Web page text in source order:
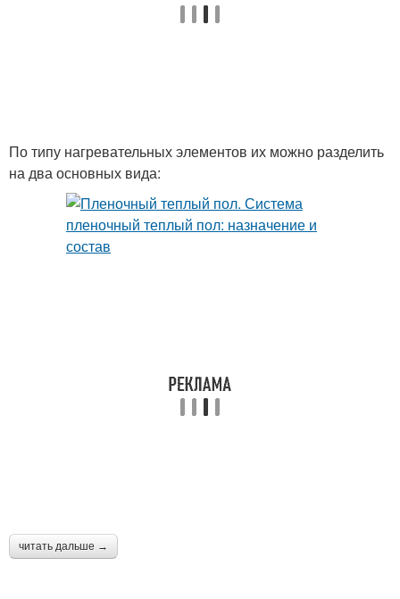
По типу нагревательных элементов их можно разделить
на два основных вида:
читать дальше →